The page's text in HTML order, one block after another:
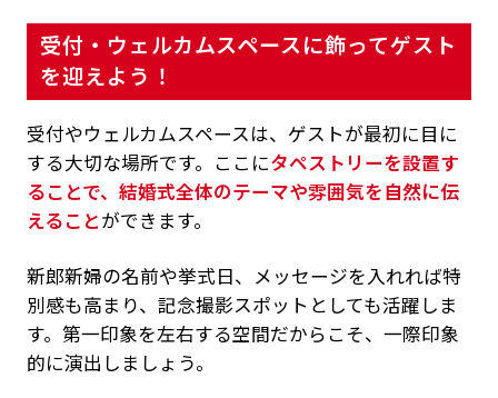
受付・ウェルカムスペースに飾ってゲスト
を迎えよう！
受付やウェルカムスペースは、ゲストが最初に目に
する大切な場所です。ここにタペストリーを設置す
ることで、結婚式全体のテーマや雰囲気を自然に伝
えることができます。
新郎新婦の名前や挙式日、メッセージを入れれば特
別感も高まり、記念撮影スポットとしても活躍しま
す。第一印象を左右する空間だからこそ、一際印象
的に演出しましょう。